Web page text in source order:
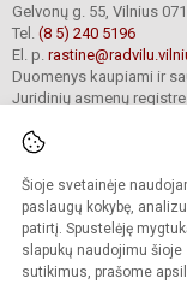
Šioje svetainėje
paslaugų kokybę,
patirtį. Spustelėję
slapukų naudojimu
sutikimus, prašome
Gelvonų g. 55, Vilnius
Tel. (8 5) 240 5196
El. p.
Duomenys kaupiami ir
Juridinių asmenų registre
© 2022.
Kopijuoti turinį be